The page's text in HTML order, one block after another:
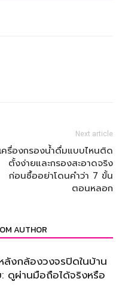
Next article
เครื่องกรองน้ำดื่มแบบไหนติด
ตั้งง่ายและกรองสะอาดจริง
ก่อนซื้ออย่าโดนคำว่า 7 ขั้น
ตอนหลอก
AUTHOR
ลังกล้องวงจรปิดในบ้าน
ดูผ่านมือถือได้จริงหรือ